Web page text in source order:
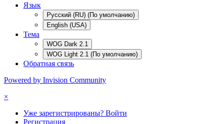
Язык
Русский (RU) (По умолчанию)
English (USA)
Тема
WOG Dark 2.1
WOG Light 2.1 (По умолчанию)
Обратная связь
Powered by Invision Community
×
Уже зарегистрированы? Войти
Регистрация